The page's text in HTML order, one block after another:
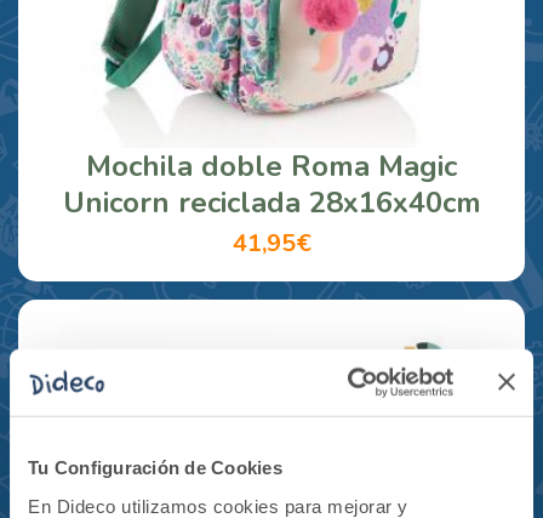
Tu Configuración de Cookies
En Dideco utilizamos cookies para mejorar y
Mochila doble Roma Magic
Unicorn reciclada 28x16x40cm
41,95€